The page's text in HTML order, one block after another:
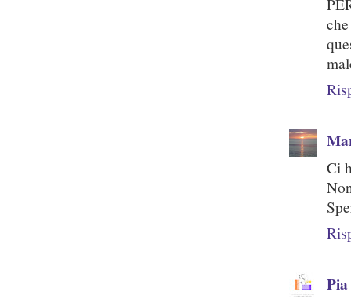
Ci
Pia